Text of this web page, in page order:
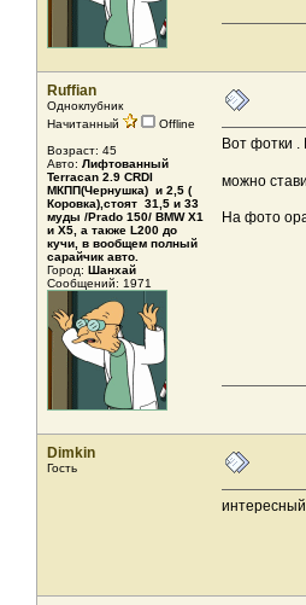
Ruffian
Одноклубник
Начитанный
Offline
Возраст: 45
Авто: Лифтованный
Terracan 2.9 CRDI
МКПП(Чернушка) и 2,5 (
Коровка),стоят 31,5 и 33
муды /Prado 150/ BMW X1
и X5, а также L200 до
кучи, в вообщем полный
сарайчик авто.
Город: Шанхай
Сообщений: 1971
Вот фотки .
можно
На фото
Dimkin
Гость